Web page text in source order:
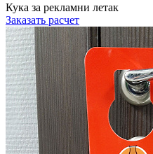
Кука за рекламни летак
Заказать расчет